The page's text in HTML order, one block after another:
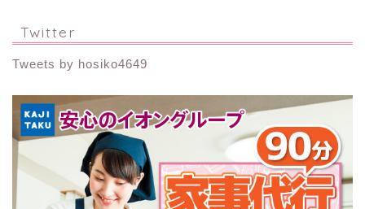
Twitter
Tweets by hosiko4649